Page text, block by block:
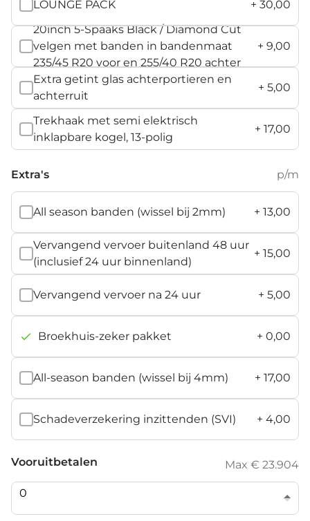
LOUNGE PACK + 30,00
20inch 5-Spaaks Black / Diamond Cut
velgen met banden in bandenmaat
235/45 R20 voor en 255/40 R20 achter
+ 9,00
Extra getint glas achterportieren en
achterruit
+ 5,00
Trekhaak met semi elektrisch
inklapbare kogel, 13-polig
+ 17,00
Extra's p/m
All season banden (wissel bij 2mm) + 13,00
Vervangend vervoer buitenland 48 uur
(inclusief 24 uur binnenland)
+ 15,00
Vervangend vervoer na 24 uur + 5,00
Broekhuis-zeker pakket + 0,00
All-season banden (wissel bij 4mm) + 17,00
Schadeverzekering inzittenden (SVI) + 4,00
Vooruitbetalen Max € 23.904